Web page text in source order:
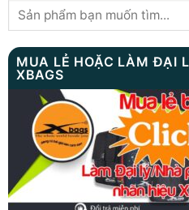
Tìm
MUA LẺ HOẶC LÀM ĐẠI
XBAGS